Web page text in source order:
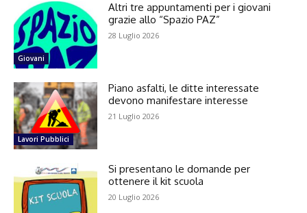
Giovani
Altri tre appuntamenti per i giovani
grazie allo “Spazio PAZ”
28 Luglio 2026
Lavori Pubblici
Piano asfalti, le ditte interessate
devono manifestare interesse
21 Luglio 2026
Si presentano le domande per
ottenere il kit scuola
20 Luglio 2026